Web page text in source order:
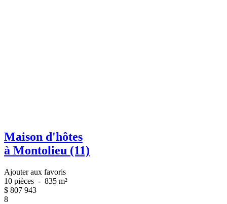
Maison d'hôtes
à Montolieu (11)
Ajouter aux favoris
10 pièces - 835 m²
$ 807 943
8